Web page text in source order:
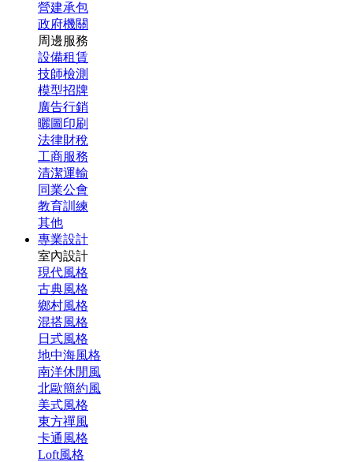
營建承包
政府機關
周邊服務
設備租賃
技師檢測
模型招牌
廣告行銷
曬圖印刷
法律財稅
工商服務
清潔運輸
同業公會
教育訓練
其他
專業設計
室內設計
現代風格
古典風格
鄉村風格
混搭風格
日式風格
地中海風格
南洋休閒風
北歐簡約風
美式風格
東方禪風
卡通風格
Loft風格